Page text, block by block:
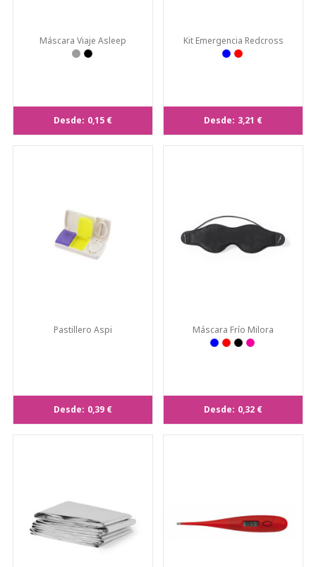
Máscara Viaje Asleep
Desde: 0,15 €
Kit Emergencia Redcross
Desde: 3,21 €
Pastillero Aspi
Desde: 0,39 €
Máscara Frío Milora
Desde: 0,32 €